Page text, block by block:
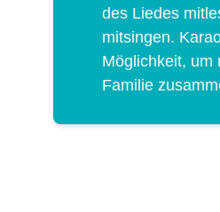
des Liedes
mitsingen.
Möglichkeit, um
Familie